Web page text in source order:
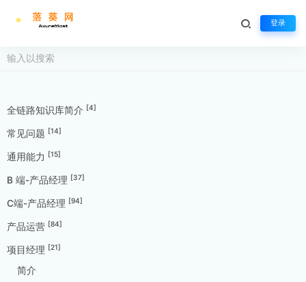
登录
全链路知识库简介 [4]
常见问题 [14]
通用能力 [15]
B 端-产品经理 [37]
C端-产品经理 [94]
产品运营 [84]
项目经理 [21]
简介